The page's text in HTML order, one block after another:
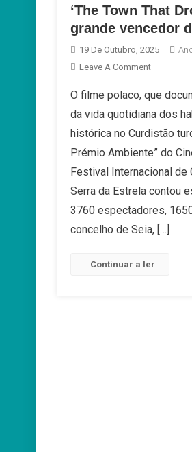
‘The Town That
grande vencedor
19 De Outubro, 2025
Leave A CommentOn
Town
That
Drove
O
Grande
Vencedor
Do
O filme polaco, que
da vida quotidiana dos
histórica no Curdistão
Prémio Ambiente” do
Festival Internacional de
Serra da Estrela contou
3760 espectadores,
concelho de Seia, […]
Continuar a ler